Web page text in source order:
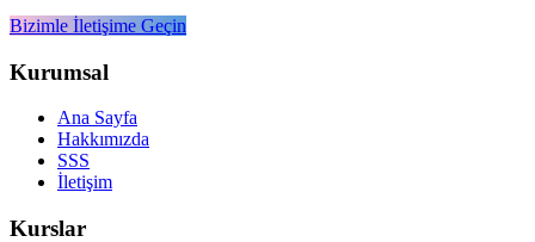
Bizimle İletişime Geçin
Kurumsal
Ana Sayfa
Hakkımızda
SSS
İletişim
Kurslar